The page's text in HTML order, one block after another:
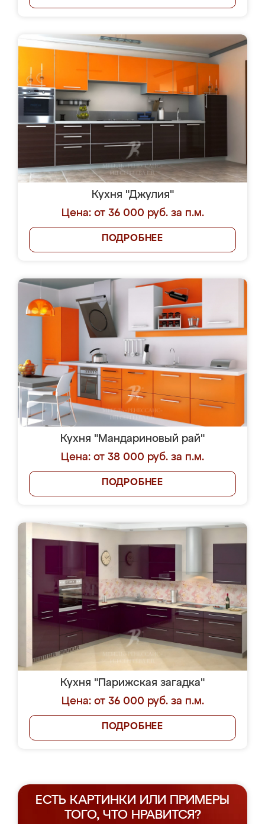
Кухня "Джулия"
Цена: от 36 000 руб. за п.м.
ПОДРОБНЕЕ
Кухня "Мандариновый рай"
Цена: от 38 000 руб. за п.м.
ПОДРОБНЕЕ
Кухня "Парижская загадка"
Цена: от 36 000 руб. за п.м.
ПОДРОБНЕЕ
ЕСТЬ КАРТИНКИ ИЛИ ПРИМЕРЫ
ТОГО, ЧТО НРАВИТСЯ?